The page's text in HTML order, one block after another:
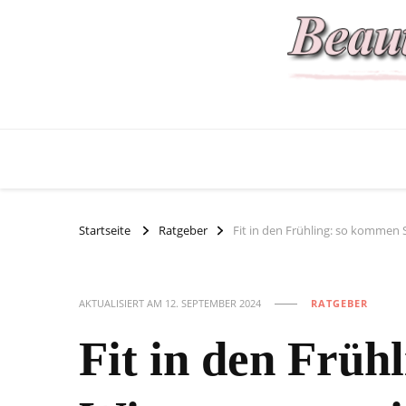
Startseite Ratgeber Fit in den Frühling: so kommen
AKTUALISIERT AM 12. SEPTEMBER 2024 RATGEBER
Fit in den